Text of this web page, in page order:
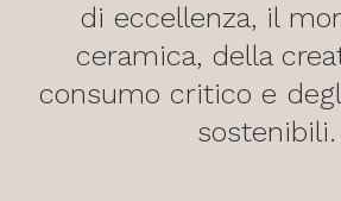
di eccellenza, il
ceramica, della
consumo critico e
sostenibili.